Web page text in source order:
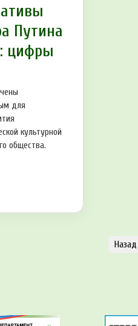
Путина
цифры
для
культурной
общества.
Назад